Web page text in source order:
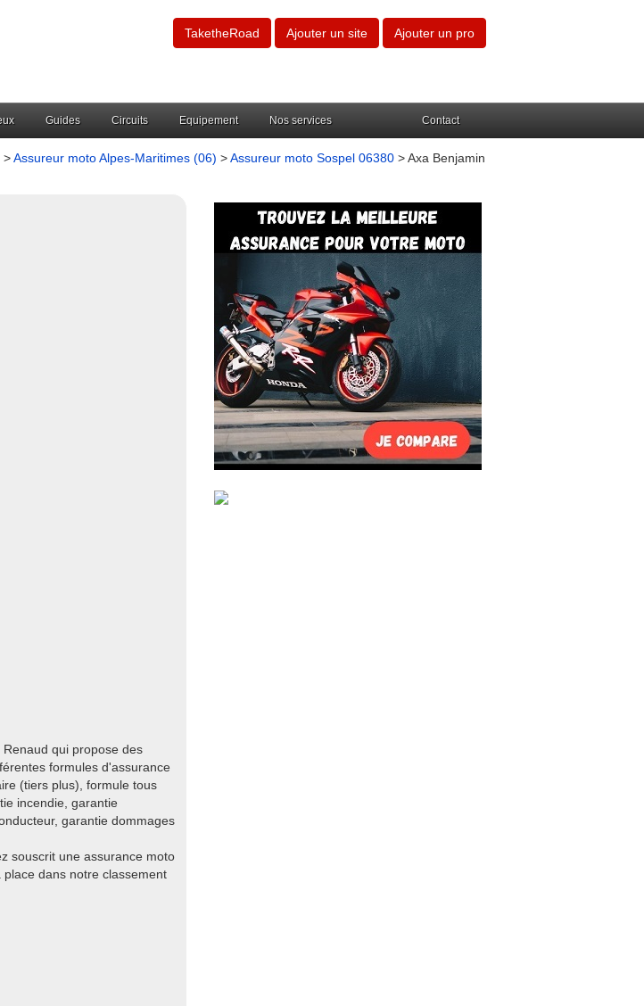
TaketheRoad Ajouter un site Ajouter un pro
Guides Circuits Equipement Nos services Contact
>Assureur moto Alpes-Maritimes (06) >Assureur moto Sospel 06380 > Axa Benjamin
qui propose des
formules d'assurance
(tiers plus), formule tous
incendie, garantie
garantie dommages
souscrit une assurance moto
dans notre classement